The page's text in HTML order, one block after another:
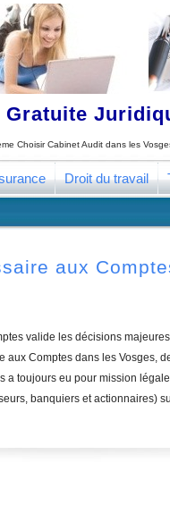
Choisir Cabinet Audit dans les
Droit du travail
aux
valide les décisions
aux Comptes dans les Vosges,
a toujours eu pour mission
banquiers et actionnaires)